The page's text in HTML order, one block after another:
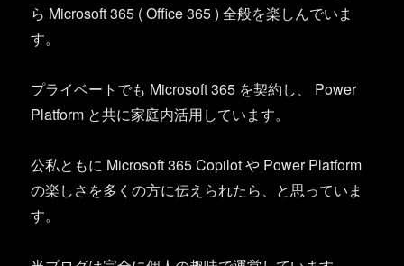
ら Microsoft 365 ( Office 365 ) 全般を楽しんでいま
す。
プライベートでも Microsoft 365 を契約し、 Power
Platform と共に家庭内活用しています。
公私ともに Microsoft 365 Copilot や Power Platform
の楽しさを多くの方に伝えられたら、と思っていま
す。